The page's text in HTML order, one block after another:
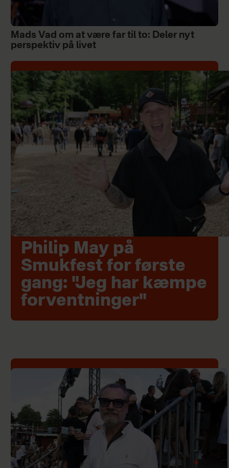
Mads Vad om at være far til to: Deler nyt
perspektiv på livet
Philip May på
Smukfest for første
gang: "Jeg har kæmpe
forventninger"